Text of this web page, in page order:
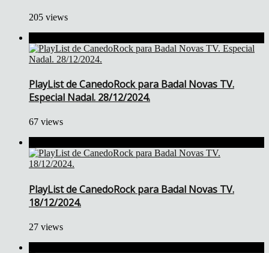
205 views
PlayList de CanedoRock para Badal Novas TV.
Especial Nadal. 28/12/2024.
67 views
PlayList de CanedoRock para Badal Novas TV.
18/12/2024.
27 views